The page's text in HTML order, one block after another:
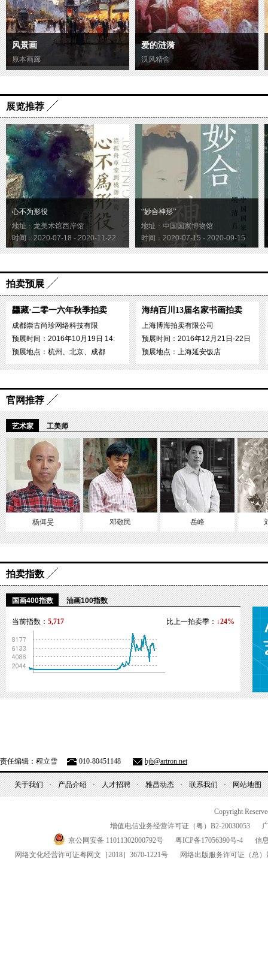
风景画
原本画廊
爱的涟漪
汉风精舍
展览推荐
心不为形役
地址：龙美术馆西岸馆
时间：2020-07-18 - 2020-11-22
“妙合神形”
地址：中国国家博物馆
时间：2020-07-15 - 2020-09-15
拍卖预展
龘藏·二零一六年秋季拍卖
成都崇古尚珍网络科技有限
预展时间：2016年10月19日 14:
预展地点：杭州、北京、成都
海纳百川13届名家书画拍卖
上海博海拍卖有限公司
预展时间：2016年12月21日-22日
预展地点：上海延安饭店
官网推荐
艺术家 工美师
杨佴旻 邓敬民 岳峰
拍卖指数
国画400指数 油画100指数
比上一拍卖季： ↓24%
当前指数： 5,717
责任编辑：程立雪 010-80451148 bjb@artron.net
关于我们 产品介绍 人才招聘 雅昌动态 联系我们 网站地图
Copyright
增值电信业务经营许可证（粤） B2-20030053
京公网安备 11011302000792号
粤ICP备17056390号-4
信
网络文化经营许可证粤网文 ［2018］3670-1221号 网络出版服务许可证 （总